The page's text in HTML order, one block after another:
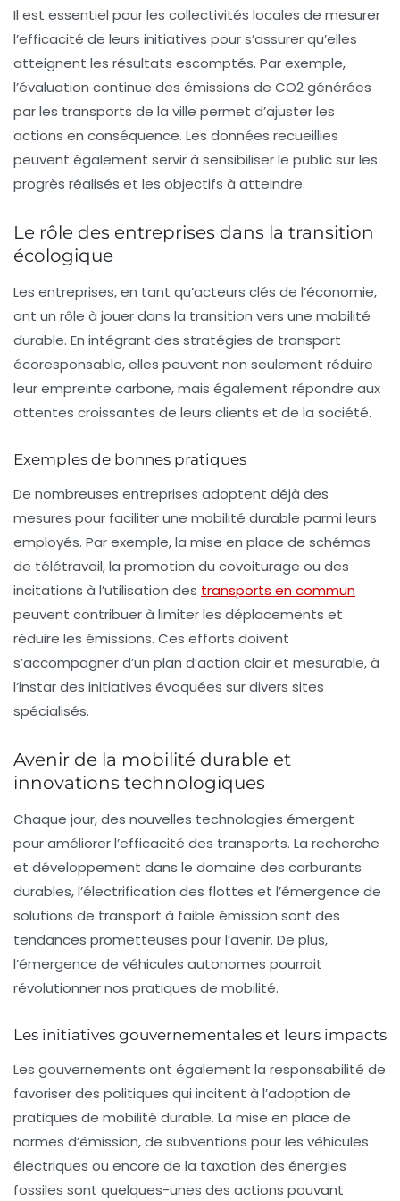
Il est essentiel pour les collectivités locales de mesurer
l’efficacité de leurs initiatives pour s’assurer qu’elles
atteignent les résultats escomptés. Par exemple,
l’évaluation continue des émissions de CO2 générées
par les transports de la ville permet d’ajuster les
actions en conséquence. Les données recueillies
peuvent également servir à sensibiliser le public sur les
progrès réalisés et les objectifs à atteindre.
Le rôle des entreprises dans la transition
écologique
Les entreprises, en tant qu’acteurs clés de l’économie,
ont un rôle à jouer dans la transition vers une mobilité
durable. En intégrant des stratégies de transport
écoresponsable, elles peuvent non seulement réduire
leur empreinte carbone, mais également répondre aux
attentes croissantes de leurs clients et de la société.
Exemples de bonnes pratiques
De nombreuses entreprises adoptent déjà des
mesures pour faciliter une mobilité durable parmi leurs
employés. Par exemple, la mise en place de schémas
de télétravail, la promotion du covoiturage ou des
incitations à l’utilisation des transports en commun
peuvent contribuer à limiter les déplacements et
réduire les émissions. Ces efforts doivent
s’accompagner d’un plan d’action clair et mesurable, à
l’instar des initiatives évoquées sur divers sites
spécialisés.
Avenir de la mobilité durable et
innovations technologiques
Chaque jour, des nouvelles technologies émergent
pour améliorer l’efficacité des transports. La recherche
et développement dans le domaine des carburants
durables, l’électrification des flottes et l’émergence de
solutions de transport à faible émission sont des
tendances prometteuses pour l’avenir. De plus,
l’émergence de véhicules autonomes pourrait
révolutionner nos pratiques de mobilité.
Les initiatives gouvernementales et leurs impacts
Les gouvernements ont également la responsabilité de
favoriser des politiques qui incitent à l’adoption de
pratiques de mobilité durable. La mise en place de
normes d’émission, de subventions pour les véhicules
électriques ou encore de la taxation des énergies
fossiles sont quelques-unes des actions pouvant